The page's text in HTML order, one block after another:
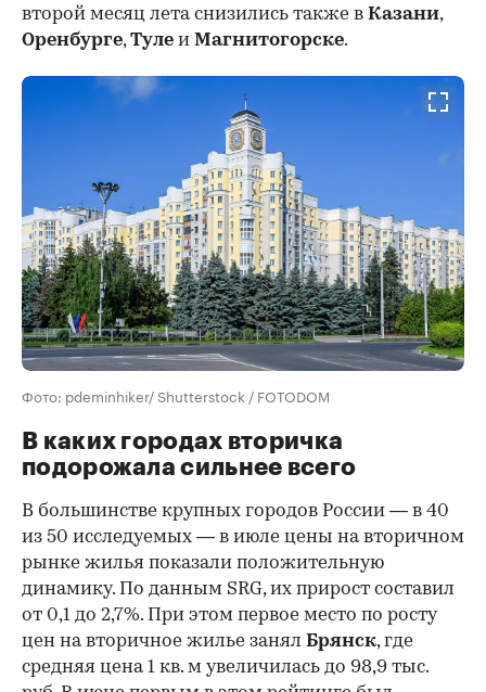
второй месяц лета снизились также в Казани,
Оренбурге,Туле и Магнитогорске.
Фото: pdeminhiker/ Shutterstock / FOTODOM
В каких городах вторичка
подорожала сильнее всего
В большинстве крупных городов России — в 40
из 50 исследуемых — в июле цены на вторичном
рынке жилья показали положительную
динамику. По данным SRG, их прирост составил
от 0,1 до 2,7%. При этом первое место по росту
цен на вторичное жилье занял Брянск, где
средняя цена 1 кв. м увеличилась до 98,9 тыс.